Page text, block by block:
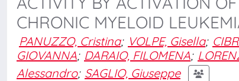
CHRONIC MYELOID
PANUZZO, Cristina; VOLPE, Gisella;
GIOVANNA; DARAIO, FILOMENA;
Alessandro; SAGLIO, Giuseppe